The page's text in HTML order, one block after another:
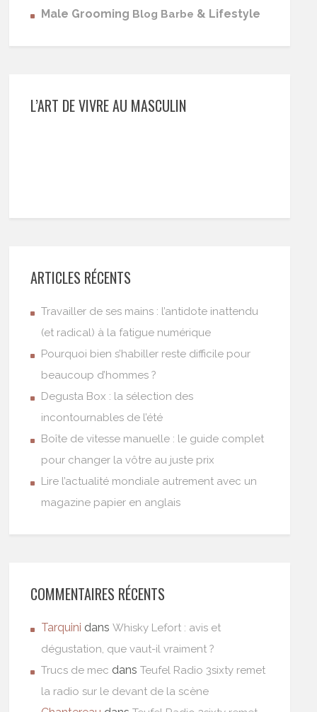
Male Grooming Blog Barbe & Lifestyle
L’ART DE VIVRE AU MASCULIN
ARTICLES RÉCENTS
Travailler de ses mains : l’antidote inattendu
(et radical) à la fatigue numérique
Pourquoi bien s’habiller reste difficile pour
beaucoup d’hommes ?
Degusta Box : la sélection des
incontournables de l’été
Boîte de vitesse manuelle : le guide complet
pour changer la vôtre au juste prix
Lire l’actualité mondiale autrement avec un
magazine papier en anglais
COMMENTAIRES RÉCENTS
Tarquini dansWhisky Lefort : avis et
dégustation, que vaut-il vraiment ?
Trucs de mec dansTeufel Radio 3sixty remet
la radio sur le devant de la scène